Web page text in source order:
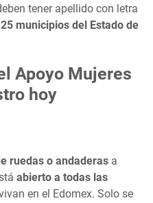
tener apellido con letra
municipios del Estado de
Apoyo Mujeres
hoy
ruedas o andaderas a
abierto a todas las
en el Edomex. Solo se